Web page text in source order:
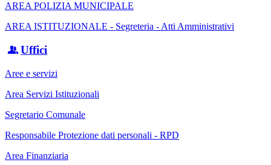
AREA POLIZIA MUNICIPALE
AREA ISTITUZIONALE - Segreteria - Atti Amministrativi
Uffici
Aree e servizi
Area Servizi Istituzionali
Segretario Comunale
Responsabile Protezione dati personali - RPD
Area Finanziaria